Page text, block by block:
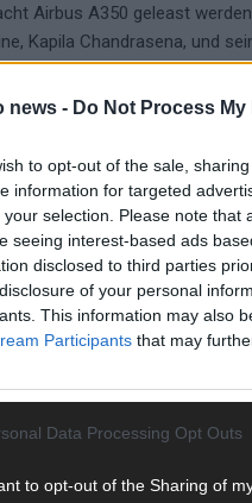
news - Do Not Process
to opt-out of the sale,
information for targeted
your selection. Please note
seeing interest-based ads
disclosed to third parties
of your personal
This information may also
Participants that may
Data Processing Opt Outs
to opt-out of the Sharing of
Airbus A350 geleast
Kapila Chandrasena, und
Untersuchungen
hatten.
seit der
Mangel an Lebensmitteln,
Inflation. Am Dienstag hatte
Die Devisenreserven
MASCHINE SRILANKAN